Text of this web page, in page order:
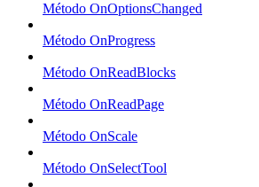
Método OnOptionsChanged
Método OnProgress
Método OnReadBlocks
Método OnReadPage
Método OnScale
Método OnSelectTool